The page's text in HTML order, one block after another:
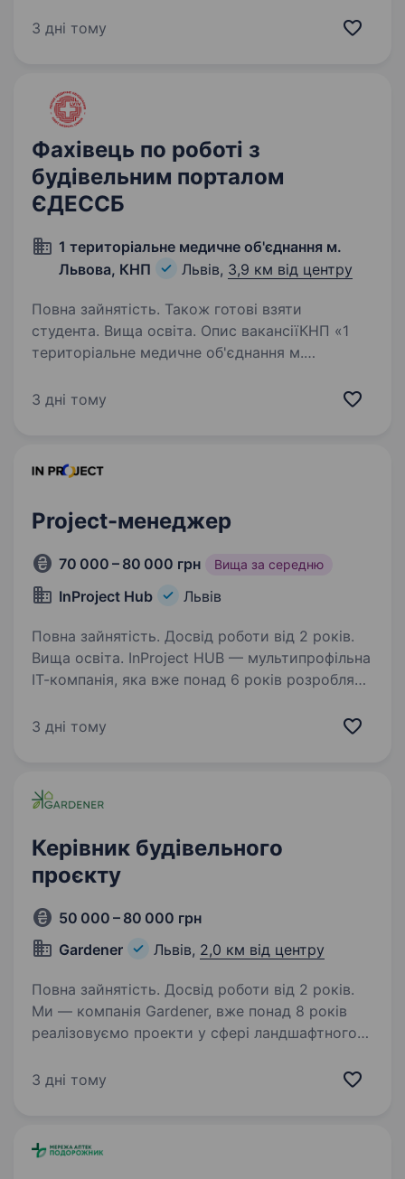
корпоративних клієнтів, розвивати співпрацю
3 дні тому
Фахівець по роботі з
будівельним порталом
ЄДЕССБ
1 територіальне медичне об'єднання м.
Львова, КНП
Львів, 3,9 км від центру
Повна зайнятість. Також готові взяти
студента. Вища освіта. Опис вакансіїКНП «1
територіальне медичне об'єднання м.
та найпрогресивніших медичних установ
3 дні тому
Project-менеджер
70 000 – 80 000 грн Вища за середню
InProject Hub Львів
Повна зайнятість. Досвід роботи від 2 років.
Вища освіта. InProject HUB — мультипрофільна
ІТ-компанія, яка вже понад 6 років розробляє
своїх клієнтів, надає повний спектр
3 дні тому
Керівник будівельного
проєкту
50 000 – 80 000 грн
Gardener
Львів, 2,0 км від центру
Повна зайнятість. Досвід роботи від 2 років.
Ми — компанія Gardener, вже понад 8 років
реалізовуємо проекти у сфері ландшафтного
та естетично привабливі простори для наших
3 дні тому